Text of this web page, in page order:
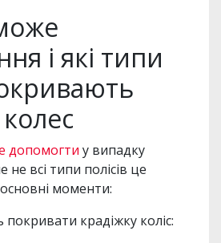
і які типи
допомогти у випадку
не всі типи полісів це
моменти:
покривати крадіжку коліс: